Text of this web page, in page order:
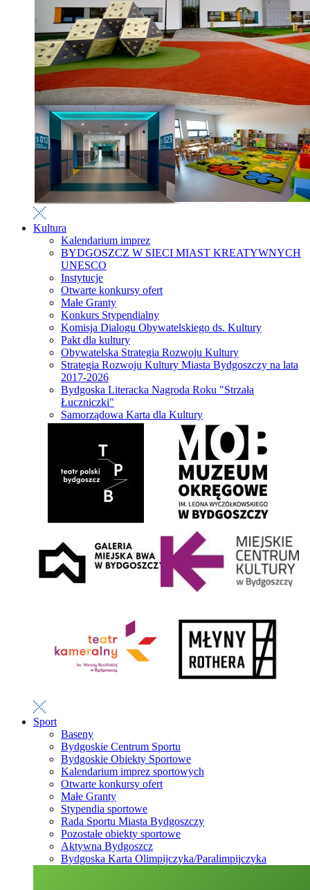
Kultura
Kalendarium imprez
BYDGOSZCZ W SIECI MIAST KREATYWNYCH
UNESCO
Instytucje
Otwarte konkursy ofert
Małe Granty
Konkurs Stypendialny
Komisja Dialogu Obywatelskiego ds. Kultury
Pakt dla kultury
Obywatelska Strategia Rozwoju Kultury
Strategia Rozwoju Kultury Miasta Bydgoszczy na lata
2017-2026
Bydgoska Literacka Nagroda Roku "Strzała
Łuczniczki"
Samorządowa Karta dla Kultury
Sport
Baseny
Bydgoskie Centrum Sportu
Bydgoskie Obiekty Sportowe
Kalendarium imprez sportowych
Otwarte konkursy ofert
Małe Granty
Stypendia sportowe
Rada Sportu Miasta Bydgoszczy
Pozostałe obiekty sportowe
Aktywna Bydgoszcz
Bydgoska Karta Olimpijczyka/Paralimpijczyka